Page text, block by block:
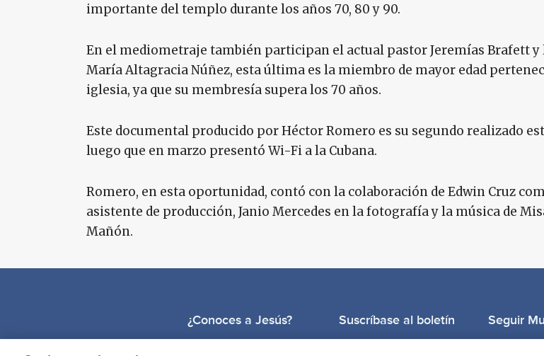
importante del templo durante los años 70, 80 y 90.
En el mediometraje también participan el actual pastor Jeremías Brafett y
María Altagracia Núñez, esta última es la miembro de mayor edad
iglesia, ya que su membresía supera los 70 años.
Este documental producido por Héctor Romero es su segundo realizado
luego que en marzo presentó Wi-Fi a la Cubana.
Romero, en esta oportunidad, contó con la colaboración de Edwin Cruz
asistente de producción, Janio Mercedes en la fotografía y la música de
Mañón.
¿Conoces a Jesús? Suscríbase al boletín Seguir